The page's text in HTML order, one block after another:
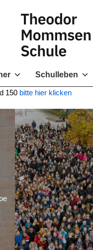
Schulleben
150 bitte hier klicken